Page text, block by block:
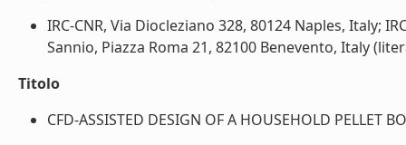
IRC-CNR, Via Diocleziano 328, 80124 Naples, Italy;
Sannio, Piazza Roma 21, 82100 Benevento, Italy
Titolo
CFD-ASSISTED DESIGN OF A HOUSEHOLD PELLET